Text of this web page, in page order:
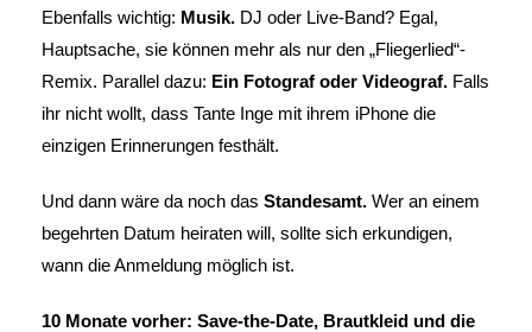
Ebenfalls wichtig: Musik. DJ oder Live-Band? Egal,
Hauptsache, sie können mehr als nur den „Fliegerlied“-
Remix. Parallel dazu: Ein Fotograf oder Videograf. Falls
ihr nicht wollt, dass Tante Inge mit ihrem iPhone die
einzigen Erinnerungen festhält.
Und dann wäre da noch das Standesamt. Wer an einem
begehrten Datum heiraten will, sollte sich erkundigen,
wann die Anmeldung möglich ist.
10 Monate vorher: Save-the-Date, Brautkleid und die